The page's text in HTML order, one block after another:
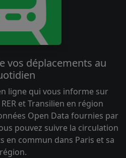
vos déplacements au
ligne qui vous informe sur
et Transilien en région
Open Data fournies par
pouvez suivre la circulation
en commun dans Paris et sa
région.